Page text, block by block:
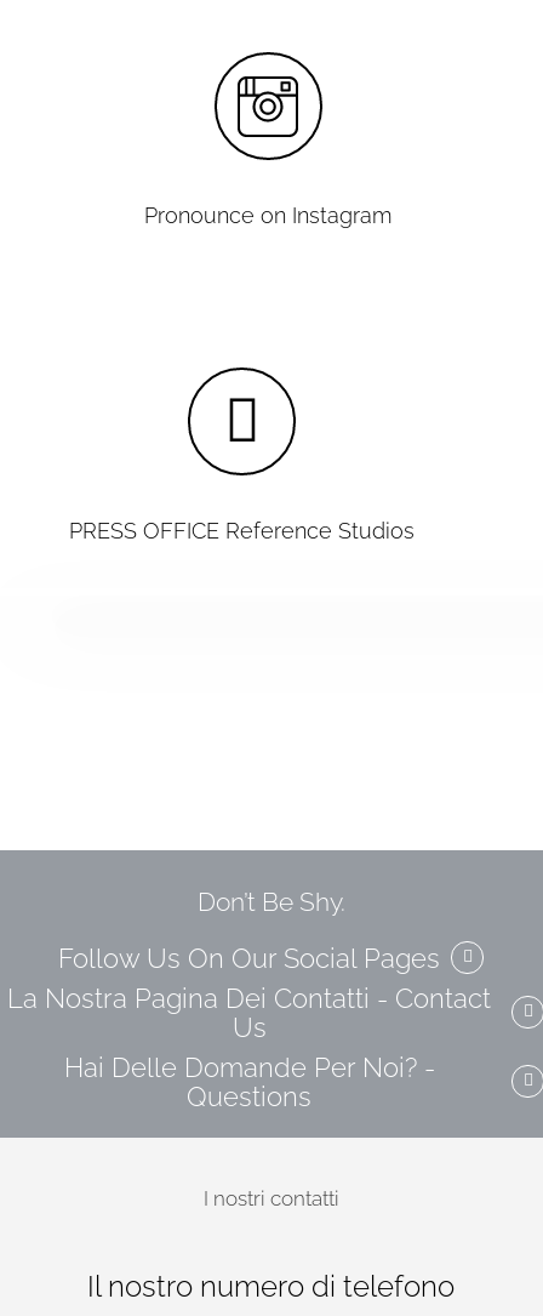
Pronounce on Instagram
PRESS OFFICE Reference Studios
Don’t Be Shy.
Follow Us On Our Social Pages
La Nostra Pagina Dei Contatti - Contact
Us
Hai Delle Domande Per Noi? -
Questions
I nostri contatti
Il nostro numero di telefono